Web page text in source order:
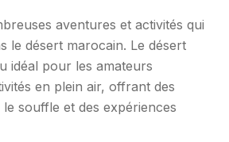
aventures et activités qui
le désert marocain. Le désert
idéal pour les amateurs
en plein air, offrant des
souffle et des expériences